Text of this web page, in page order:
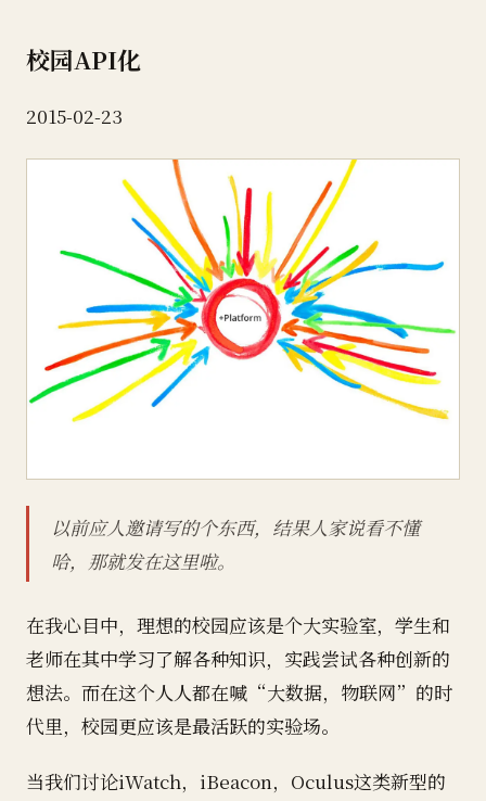
校园API化
2015-02-23
以前应人邀请写的个东西，结果人家说看不懂
哈，那就发在这里啦。
在我心目中，理想的校园应该是个大实验室，学生和
老师在其中学习了解各种知识，实践尝试各种创新的
想法。而在这个人人都在喊“大数据，物联网”的时
代里，校园更应该是最活跃的实验场。
当我们讨论iWatch，iBeacon，Oculus这类新型的